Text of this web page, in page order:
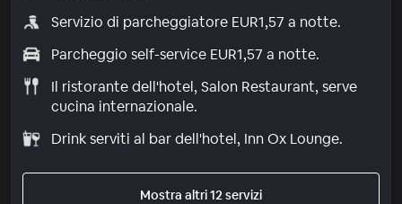
Servizio di parcheggiatore EUR1,57 a notte.
Parcheggio self-service EUR1,57 a notte.
Il ristorante dell'hotel, Salon Restaurant, serve
cucina internazionale.
Drink serviti al bar dell'hotel, Inn Ox Lounge.
Mostra altri 12 servizi